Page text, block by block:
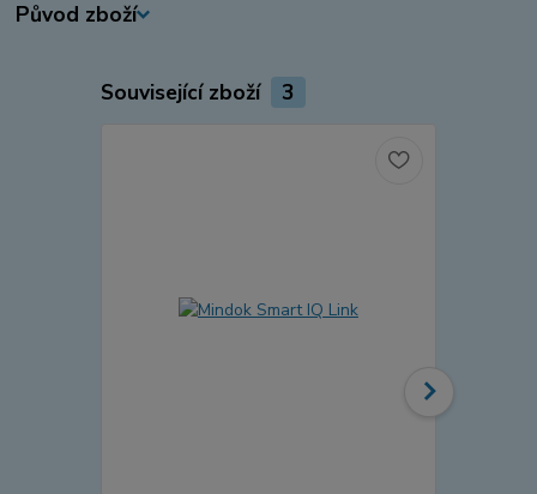
Původ zboží
Související zboží 3